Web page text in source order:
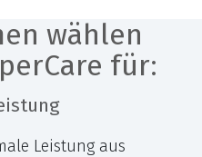
wählen
für:
Leistung aus